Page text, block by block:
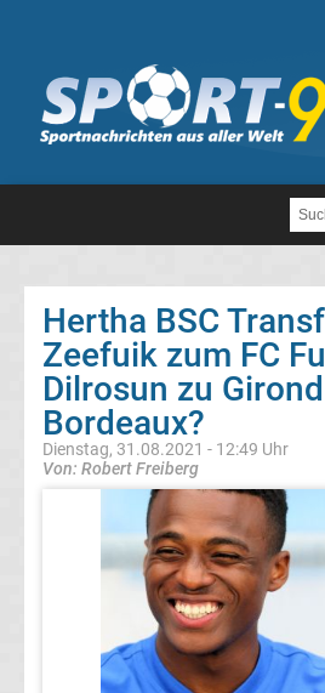
Deutsche
Transfergerüchte
FC
Heidenheim
1846
Transfergerüchte
Kaiserslautern
Hertha BSC
Zeefuik zum FC
Dilrosun zu
Bordeaux?
Dienstag, 31.08.2021 - 12:49 Uhr
Von: Robert Freiberg